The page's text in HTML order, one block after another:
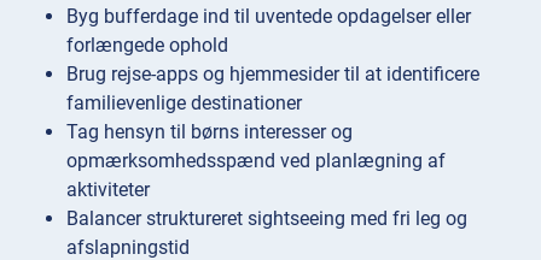
Byg bufferdage ind til uventede opdagelser eller
forlængede ophold
Brug rejse-apps og hjemmesider til at identificere
familievenlige destinationer
Tag hensyn til børns interesser og
opmærksomhedsspænd ved planlægning af
aktiviteter
Balancer struktureret sightseeing med fri leg og
afslapningstid